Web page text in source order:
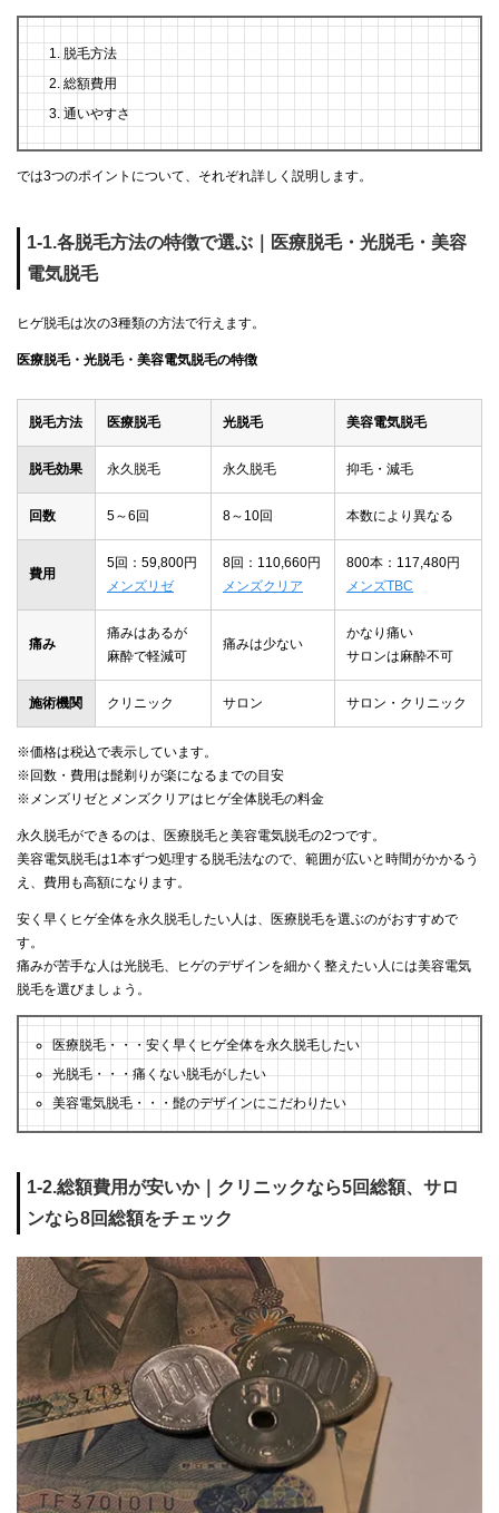
脱毛方法
総額費用
通いやすさ
では3つのポイントについて、それぞれ詳しく説明します。
1-1.各脱毛方法の特徴で選ぶ｜医療脱毛・光脱毛・美容
電気脱毛
ヒゲ脱毛は次の3種類の方法で行えます。
医療脱毛・光脱毛・美容電気脱毛の特徴
脱毛方法 医療脱毛 光脱毛 美容電気脱毛
脱毛効果 永久脱毛 永久脱毛 抑毛・減毛
回数 5～6回 8～10回 本数により異なる
費用
5回：59,800円
メンズリゼ
8回：110,660円
メンズクリア
800本：117,480円
メンズTBC
痛み
痛みはあるが
麻酔で軽減可
痛みは少ない
かなり痛い
サロンは麻酔不可
施術機関 クリニック サロン サロン・クリニック
※価格は税込で表示しています。
※回数・費用は髭剃りが楽になるまでの目安
※メンズリゼとメンズクリアはヒゲ全体脱毛の料金
永久脱毛ができるのは、医療脱毛と美容電気脱毛の2つです。
美容電気脱毛は1本ずつ処理する脱毛法なので、範囲が広いと時間がかかるう
え、費用も高額になります。
安く早くヒゲ全体を永久脱毛したい人は、医療脱毛を選ぶのがおすすめで
す。
痛みが苦手な人は光脱毛、ヒゲのデザインを細かく整えたい人には美容電気
脱毛を選びましょう。
医療脱毛・・・安く早くヒゲ全体を永久脱毛したい
光脱毛・・・痛くない脱毛がしたい
美容電気脱毛・・・髭のデザインにこだわりたい
1-2.総額費用が安いか｜クリニックなら5回総額、サロ
ンなら8回総額をチェック